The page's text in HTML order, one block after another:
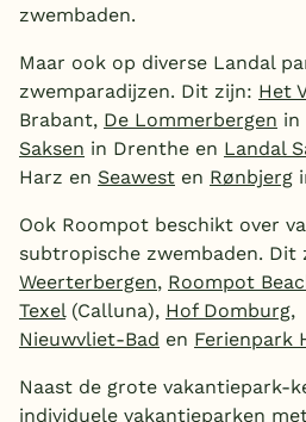
zwembaden.
Maar ook op diverse Landal
zwemparadijzen. Dit zijn: Het
Brabant, De Lommerbergen in
Saksen in Drenthe en Landal
Harz en Seawest en Rønbjerg
Ook Roompot beschikt over
subtropische zwembaden. Dit
Weerterbergen, Roompot
Texel(Calluna), Hof Domburg,
Nieuwvliet-Bad en Ferienpark
Naast de grote vakantiepark-
individuele vakantieparken